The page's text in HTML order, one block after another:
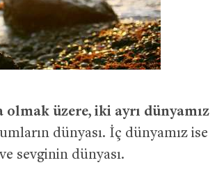
olmak üzere, iki ayrı dünyamız
dünyası. İç dünyamız ise
sevginin dünyası.